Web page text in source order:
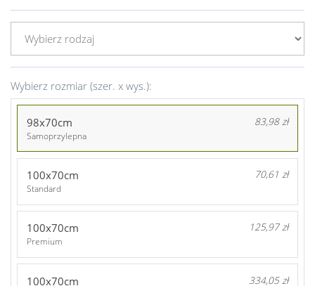
Wybierz rozmiar (szer. x wys.):
98x70cm 83,98 zł
Samoprzylepna
100x70cm 70,61 zł
Standard
100x70cm 125,97 zł
Premium
100x70cm 334,05 zł